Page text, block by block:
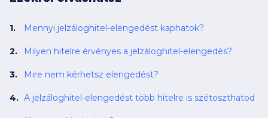
Mennyi jelzáloghitel-elengedést kaphatok?
Milyen hitelre érvényes a jelzáloghitel-elengedés?
Mire nem kérhetsz elengedést?
A jelzáloghitel-elengedést több hitelre is szétoszthatod